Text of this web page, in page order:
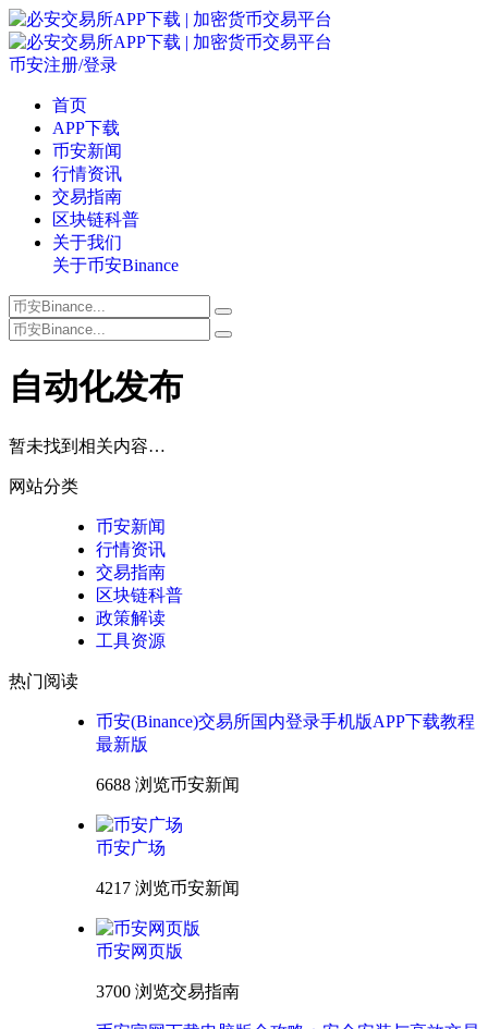
币安注册/登录
首页
APP下载
币安新闻
行情资讯
交易指南
区块链科普
关于我们
关于币安Binance
自动化发布
暂未找到相关内容…
网站分类
币安新闻
行情资讯
交易指南
区块链科普
政策解读
工具资源
热门阅读
币安(Binance)交易所国内登录手机版APP下载教程
最新版
6688 浏览币安新闻
币安广场
4217 浏览币安新闻
币安网页版
3700 浏览交易指南